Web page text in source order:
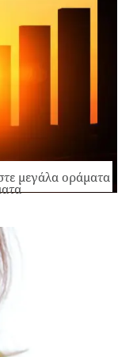
μεγάλα οράματα